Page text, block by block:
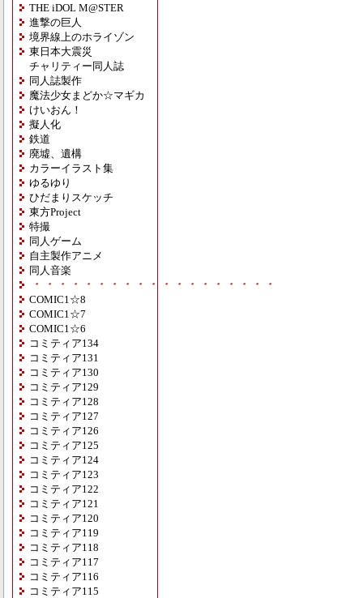
THE iDOL M@STER
進撃の巨人
境界線上のホライゾン
東日本大震災
チャリティー同人誌
同人誌製作
魔法少女まどか☆マギカ
けいおん！
擬人化
鉄道
廃墟、遺構
カラーイラスト集
ゆるゆり
ひだまりスケッチ
東方Project
特撮
同人ゲーム
自主製作アニメ
同人音楽
・・・・・・・・・・・・・・・・・・・
COMIC1☆8
COMIC1☆7
COMIC1☆6
コミティア134
コミティア131
コミティア130
コミティア129
コミティア128
コミティア127
コミティア126
コミティア125
コミティア124
コミティア123
コミティア122
コミティア121
コミティア120
コミティア119
コミティア118
コミティア117
コミティア116
コミティア115